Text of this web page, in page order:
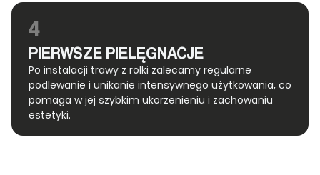
4
PIERWSZE PIELĘGNACJE
Po instalacji trawy z rolki zalecamy regularne
podlewanie i unikanie intensywnego użytkowania, co
pomaga w jej szybkim ukorzenieniu i zachowaniu
estetyki.